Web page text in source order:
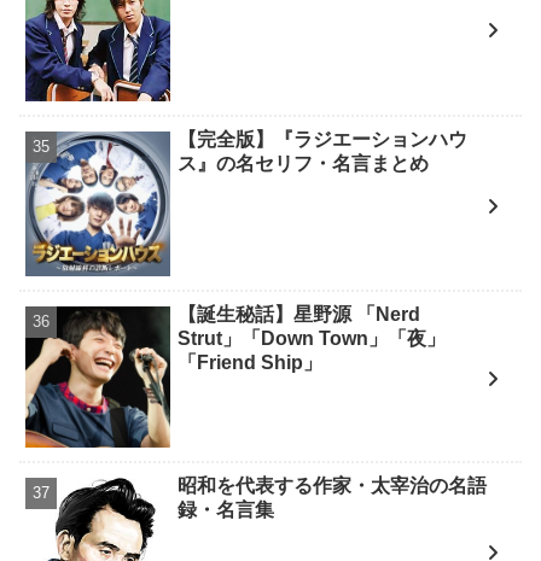
【完全版】『ラジエーションハウ
ス』の名セリフ・名言まとめ
【誕生秘話】星野源 「Nerd
Strut」「Down Town」「夜」
「Friend Ship」
昭和を代表する作家・太宰治の名語
録・名言集